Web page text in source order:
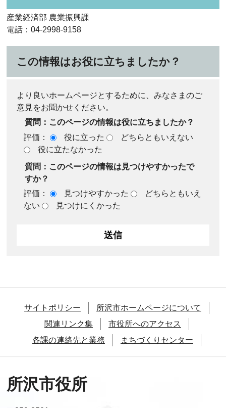
産業経済部 農業振興課
電話：04-2998-9158
この情報はお役に立ちましたか？
より良いホームページとするために、みなさまのご
意見をお聞かせください。
質問：このページの情報は役に立ちましたか？
評価：
役に立った
どちらともいえない
役に立たなかった
質問：このページの情報は見つけやすかったで
すか？
評価：
見つけやすかった
どちらともいえ
ない
見つけにくかった
サイトポリシー
所沢市ホームページについて
関連リンク集
市役所へのアクセス
各課の連絡先と業務
まちづくりセンター
所沢市役所